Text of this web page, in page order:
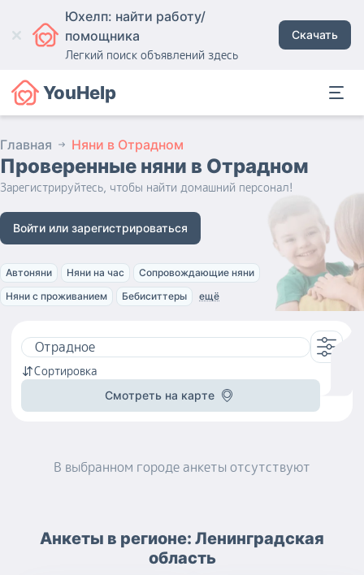
Юхелп: найти работу/
помощника
Легкий поиск объявлений здесь
Скачать
YouHelp
Главная Няни в Отрадном
Проверенные няни в Отрадном
Зарегистрируйтесь, чтобы найти домашний персонал!
Войти или зарегистрироваться
Автоняни Няни на час
Сопровождающие няни
Няни с проживанием
Бебиситтеры ещё
Сортировка
Смотреть на карте
В выбранном городе анкеты отсутствуют
Анкеты в регионе: Ленинградская
область